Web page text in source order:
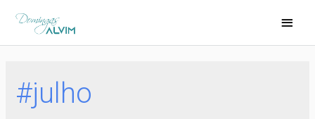
#julho